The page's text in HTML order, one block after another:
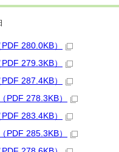
280.0KB）
279.3KB）
287.4KB）
278.3KB）
283.4KB）
285.3KB）